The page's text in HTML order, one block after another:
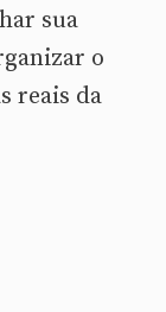
sua
o
reais da